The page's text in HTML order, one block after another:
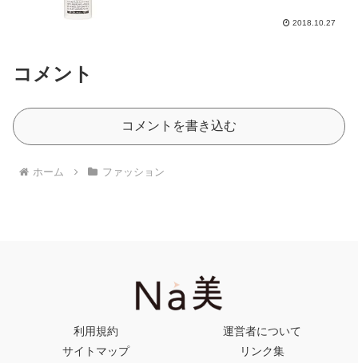
2018.10.27
コメント
コメントを書き込む
ホーム ファッション
利用規約
運営者について
サイトマップ
リンク集